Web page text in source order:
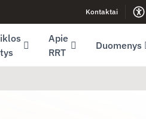
Kontaktai
Apie
RRT
Duomenys